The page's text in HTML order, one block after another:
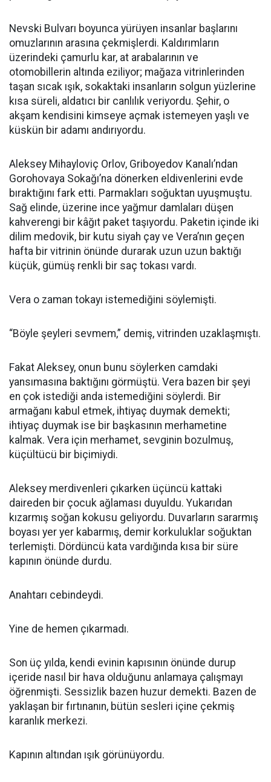
Nevski Bulvarı boyunca yürüyen insanlar başlarını
omuzlarının arasına çekmişlerdi. Kaldırımların
üzerindeki çamurlu kar, at arabalarının ve
otomobillerin altında eziliyor; mağaza vitrinlerinden
taşan sıcak ışık, sokaktaki insanların solgun yüzlerine
kısa süreli, aldatıcı bir canlılık veriyordu. Şehir, o
akşam kendisini kimseye açmak istemeyen yaşlı ve
küskün bir adamı andırıyordu.
Aleksey Mihayloviç Orlov, Griboyedov Kanalı’ndan
Gorohovaya Sokağı’na dönerken eldivenlerini evde
bıraktığını fark etti. Parmakları soğuktan uyuşmuştu.
Sağ elinde, üzerine ince yağmur damlaları düşen
kahverengi bir kâğıt paket taşıyordu. Paketin içinde iki
dilim medovik, bir kutu siyah çay ve Vera’nın geçen
hafta bir vitrinin önünde durarak uzun uzun baktığı
küçük, gümüş renkli bir saç tokası vardı.
Vera o zaman tokayı istemediğini söylemişti.
“Böyle şeyleri sevmem,” demiş, vitrinden uzaklaşmıştı.
Fakat Aleksey, onun bunu söylerken camdaki
yansımasına baktığını görmüştü. Vera bazen bir şeyi
en çok istediği anda istemediğini söylerdi. Bir
armağanı kabul etmek, ihtiyaç duymak demekti;
ihtiyaç duymak ise bir başkasının merhametine
kalmak. Vera için merhamet, sevginin bozulmuş,
küçültücü bir biçimiydi.
Aleksey merdivenleri çıkarken üçüncü kattaki
daireden bir çocuk ağlaması duyuldu. Yukarıdan
kızarmış soğan kokusu geliyordu. Duvarların sararmış
boyası yer yer kabarmış, demir korkuluklar soğuktan
terlemişti. Dördüncü kata vardığında kısa bir süre
kapının önünde durdu.
Anahtarı cebindeydi.
Yine de hemen çıkarmadı.
Son üç yılda, kendi evinin kapısının önünde durup
içeride nasıl bir hava olduğunu anlamaya çalışmayı
öğrenmişti. Sessizlik bazen huzur demekti. Bazen de
yaklaşan bir fırtınanın, bütün sesleri içine çekmiş
karanlık merkezi.
Kapının altından ışık görünüyordu.